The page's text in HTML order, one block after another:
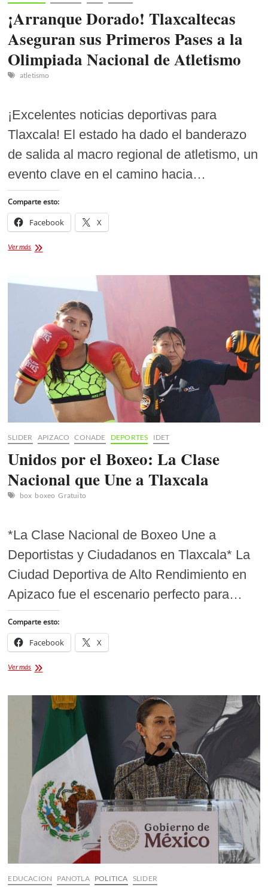
¡Arranque Dorado! Tlaxcaltecas
Aseguran sus Primeros Pases a la
Olimpiada Nacional de Atletismo
atletismo
¡Excelentes noticias deportivas para
Tlaxcala! El estado ha dado el banderazo
de salida al macro regional de atletismo, un
evento clave en el camino hacia…
Comparte esto:
Facebook X
Ver más¡Arranque
sus
la
Olimpiada
Nacional
de
Atletismo
SLIDER APIZACO CONADE DEPORTES IDET
Unidos por el Boxeo: La Clase
Nacional que Une a Tlaxcala
box boxeo Gratuito
*La Clase Nacional de Boxeo Une a
Deportistas y Ciudadanos en Tlaxcala* La
Ciudad Deportiva de Alto Rendimiento en
Apizaco fue el escenario perfecto para…
Comparte esto:
Facebook X
Ver másUnidos
Boxeo:
Clase
que
Une
Tlaxcala
EDUCACION PANOTLA POLITICA SLIDER